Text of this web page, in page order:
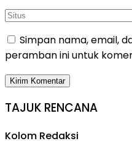
Simpan nama, email,
peramban ini untuk
TAJUK RENCANA
Kolom Redaksi